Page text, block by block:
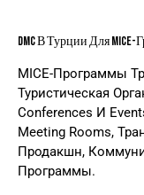
DMC В Турции Для MICE-
MICE-Программы
Туристическая
Conferences И
Meeting Rooms,
Продакшн,
Программы.